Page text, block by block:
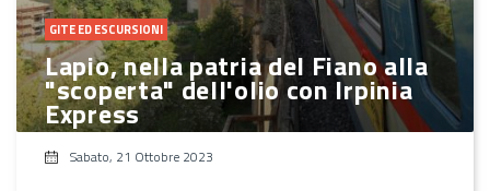
GITE ED ESCURSIONI
Lapio, nella patria del Fiano alla
"scoperta" dell'olio con Irpinia
Express
Sabato, 21 Ottobre 2023